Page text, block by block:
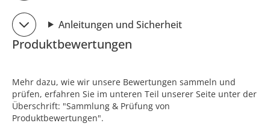
Anleitungen und Sicherheit
Produktbewertungen
Mehr dazu, wie wir unsere Bewertungen sammeln und
prüfen, erfahren Sie im unteren Teil unserer Seite unter der
Überschrift: "Sammlung & Prüfung von
Produktbewertungen".